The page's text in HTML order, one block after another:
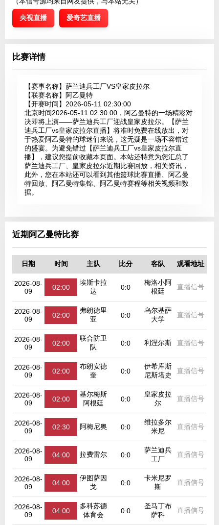
央视直播 爱奇艺直播
比赛详情
【赛事名称】 萨兰迪兵工厂VS皇家皮拉尔
【联赛名称】
阿乙曼特
【开赛时间】 2026-05-11 02:30:00
北京时间2026-05-11 02:30:00，阿乙曼特的一场精彩对
决即将上演——萨兰迪兵工厂迎战皇家皮拉尔。【萨兰
迪兵工厂vs皇家皮拉尔直播】将准时免费在线放出，对
于热爱阿乙曼特的球迷们来说，这无疑是一场不容错过
的盛宴。为避免错过【萨兰迪兵工厂vs皇家皮拉尔直
播】，建议您提前收藏本页面。本站还特意为您汇总了
萨兰迪兵工厂、皇家皮拉尔近期比赛回放，相关资讯，
此外，您在本站还可以看到其他篮球比赛直播、阿乙曼
特回放、阿乙曼特集锦、阿乙曼特赛程等相关视频和数
据。
近期阿乙曼特比赛
日期 时间 主队 比分 客队 观看地址
2026-08-
09
02:00
埃斯卡拉
达
0:0
梅洛小阿
根廷
直播信号
2026-08-
09
02:00
弗朗德里
亚
0:0
乌尔基萨
大学
直播信号
2026-08-
09
02:00
联合防卫
队
0:0 利涅尔斯 直播信号
2026-08-
09
02:00
布朗安德
奎
0:0
伊希库斯
尼斯塔史
直播信号
2026-08-
09
02:00
基尔梅斯
阿根廷
0:0
皇家皮拉
尔
直播信号
2026-08-
09
02:30 阿梅尼奥 0:0
维拉多尔
米尼
直播信号
2026-08-
09
04:00 拉费雷尔 0:0
萨兰迪兵
工厂
直播信号
2026-08-
09
04:00
伊图萨因
戈
0:0
卡米尼罗
斯
直播信号
2026-08-
09
04:00
多科苏德
体育会
0:0
圣马丁布
萨科
直播信号